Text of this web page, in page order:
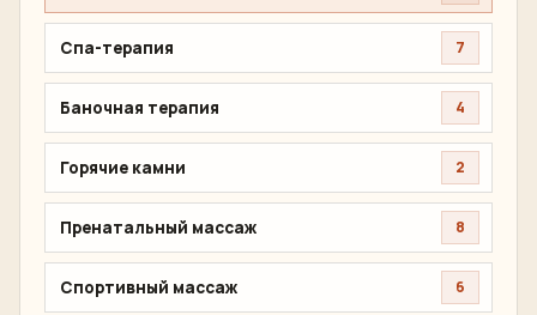
Спа-терапия 7
Баночная терапия 4
Горячие камни 2
Пренатальный массаж 8
Спортивный массаж 6